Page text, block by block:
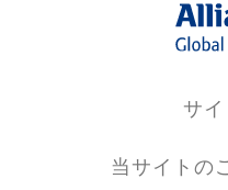
サ
当サイトの